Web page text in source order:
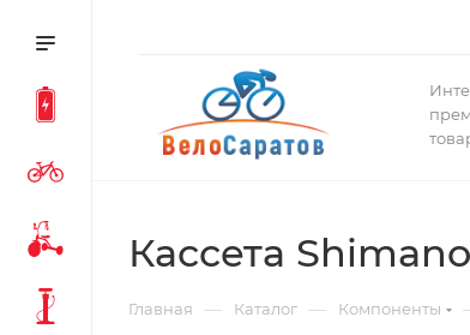
Кассета
Главная — Каталог — Компоненты